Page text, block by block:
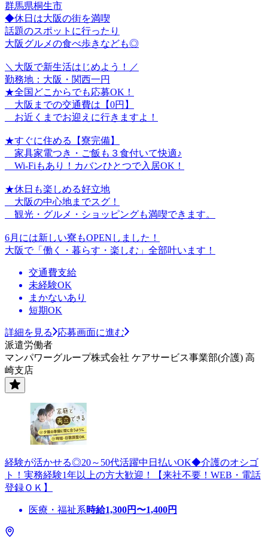
群馬県桐生市
◆休日は大阪の街を満喫
話題のスポットに行ったり
大阪グルメの食べ歩きなども◎
＼大阪で新生活はじめよう！／
勤務地：大阪・関西一円
★全国どこからでも応募OK！
大阪までの交通費は【0円】
お近くまでお迎えに行きますよ！
★すぐに住める【寮完備】
家具家電つき・ご飯も３食付いて快適♪
Wi-Fiもあり！カバンひとつで入居OK！
★休日も楽しめる好立地
大阪の中心地までスグ！
観光・グルメ・ショッピングも満喫できます。
6月には新しい寮もOPENしました！
大阪で「働く・暮らす・楽しむ」全部叶います！
交通費支給
未経験OK
まかないあり
短期OK
詳細を見る
応募画面に進む
派遣労働者
マンパワーグループ株式会社 ケアサービス事業部(介護) 高
崎支店
経験が活かせる◎20～50代活躍中日払いOK◆介護のオシゴ
ト！実務経験1年以上の方大歓迎！【来社不要！WEB・電話
登録ＯＫ】
医療・福祉系時給1,300円〜1,400円